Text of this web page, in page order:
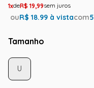
1 R$ 19,99
ouR$ 18.99 à vistacom5
Tamanho
U